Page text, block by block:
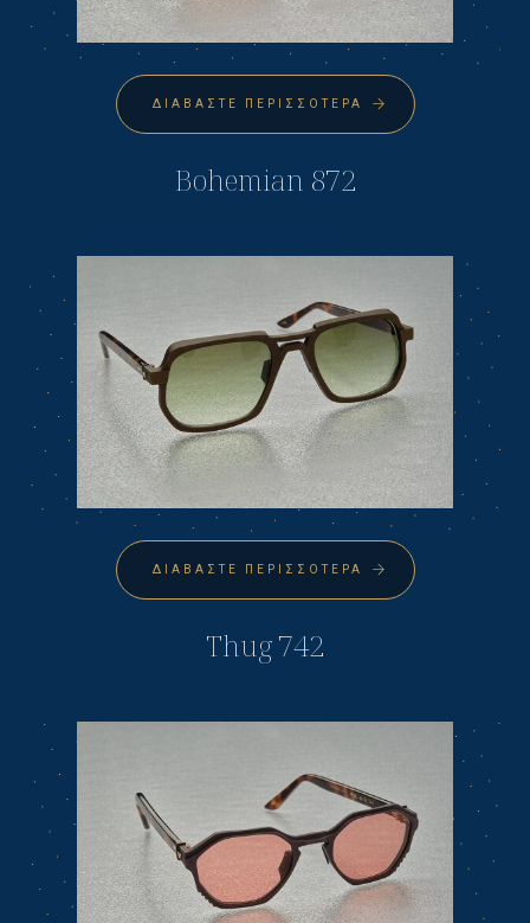
ΔΙΑΒΆΣΤΕ ΠΕΡΙΣΣΌΤΕΡΑ
Bohemian 872
ΔΙΑΒΆΣΤΕ ΠΕΡΙΣΣΌΤΕΡΑ
Thug 742